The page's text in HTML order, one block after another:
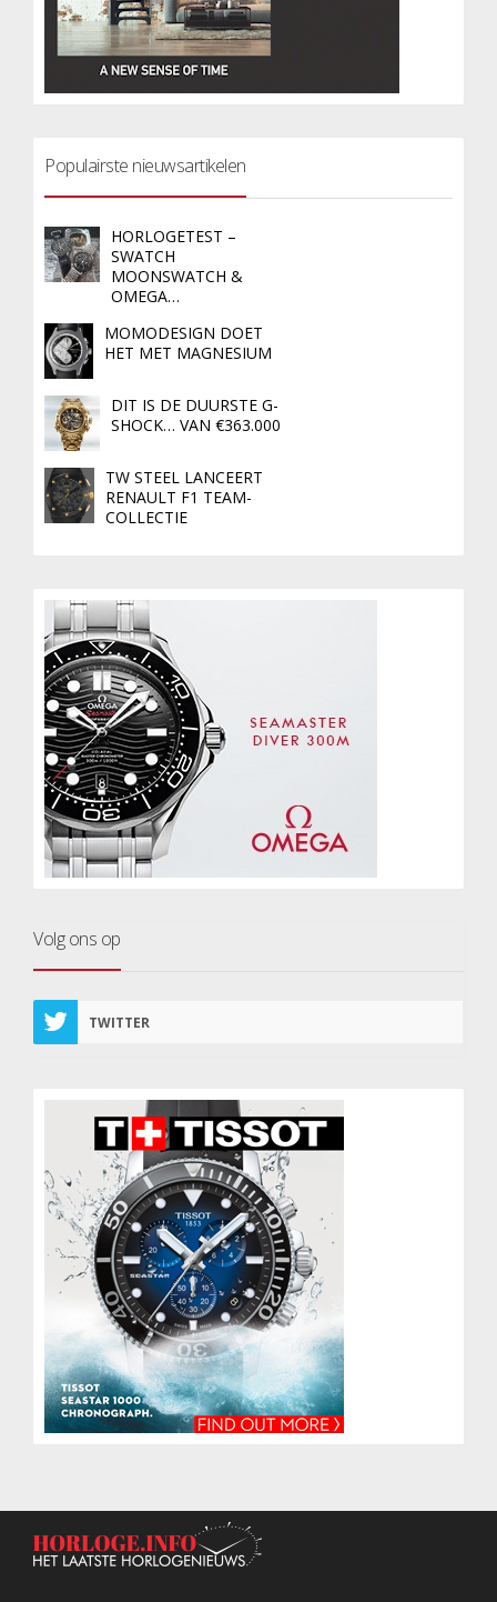
Populairste nieuwsartikelen
HORLOGETEST –
SWATCH
MOONSWATCH &
OMEGA…
MOMODESIGN DOET
HET MET MAGNESIUM
DIT IS DE DUURSTE G-
SHOCK… VAN €363.000
TW STEEL LANCEERT
RENAULT F1 TEAM-
COLLECTIE
Volg ons op
TWITTER